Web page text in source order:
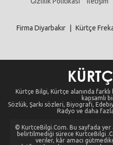
Firma Diyarbakır Kürtçe
Kürtçe Bilgi, Kürtçe alanında
kapsamlı
Sözlük, Şarkı sözleri, Biyografi,
Radyo ve daha
© KurtceBilgi.Com. Bu sayfada yer
belirtilmediği sürece KurtceBilgi
veriler, kâr amacı